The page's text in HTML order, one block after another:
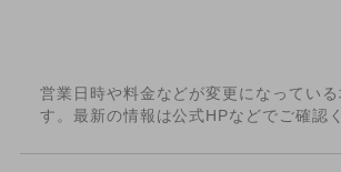
営業日時や料金などが変更になっている
す。最新の情報は公式HPなどでご確認